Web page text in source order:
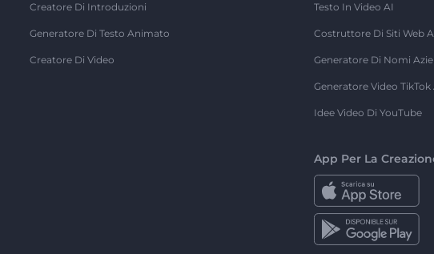
Creatore Di Introduzioni
Generatore Di Testo Animato
Creatore Di Video
Testo In Video AI
Costruttore Di Siti Web
Generatore Di Nomi
Generatore Video TikTok
Idee Video Di YouTube
App Per La